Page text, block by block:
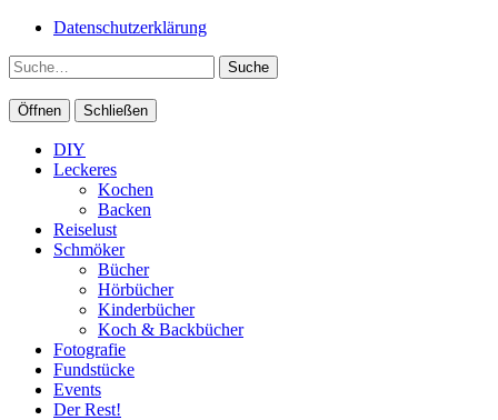
Datenschutzerklärung
Suche
Öffnen Schließen
DIY
Leckeres
Kochen
Backen
Reiselust
Schmöker
Bücher
Hörbücher
Kinderbücher
Koch & Backbücher
Fotografie
Fundstücke
Events
Der Rest!